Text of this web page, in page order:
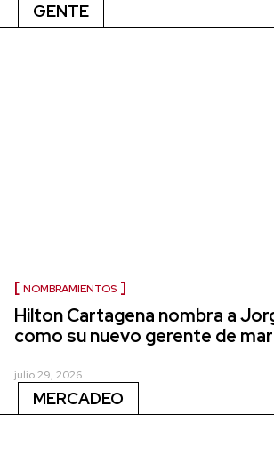
GENTE
NOMBRAMIENTOS
Hilton Cartagena nombra a
como su nuevo gerente de
julio 29, 2026
MERCADEO